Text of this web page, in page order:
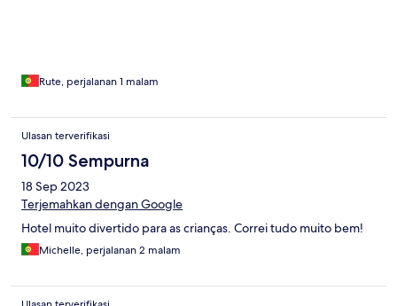
Rute, perjalanan 1 malam
Ulasan terverifikasi
10/10 Sempurna
18 Sep 2023
Terjemahkan dengan Google
Hotel muito divertido para as crianças. Correi tudo muito bem!
Michelle, perjalanan 2 malam